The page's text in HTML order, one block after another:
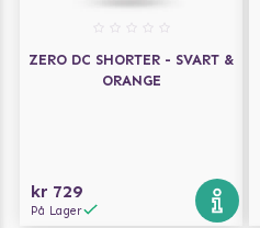
ZERO DC SHORTER - SVART &
ORANGE
kr 729
På Lager